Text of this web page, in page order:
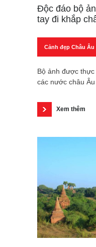
Độc đáo bộ
tay đi khắp
Cảnh đẹp Châu Âu
Bộ ảnh được
các nước châu Âu
Xem thêm